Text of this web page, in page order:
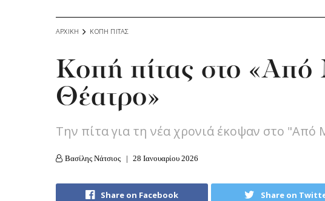
ΑΡΧΙΚΗ ΚΟΠΗ ΠΙΤΑΣ
Κοπή πίτας στο
Θέατρο»
Την πίτα για τη νέα χρονιά έκοψαν στο
Βασίλης Νάτσιος 28 Ιανουαρίου 2026
Share on Facebook Share on